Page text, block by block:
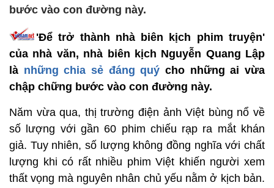
bước vào con đường này.
'Để trở thành nhà biên kịch phim truyện'
của nhà văn, nhà biên kịch Nguyễn Quang Lập
là những chia sẻ đáng quý cho những ai vừa
chập chững bước vào con đường này.
Năm vừa qua, thị trường điện ảnh Việt bùng nổ về
số lượng với gần 60 phim chiếu rạp ra mắt khán
giả. Tuy nhiên, số lượng không đồng nghĩa với chất
lượng khi có rất nhiều phim Việt khiến người xem
thất vọng mà nguyên nhân chủ yếu nằm ở kịch bản.